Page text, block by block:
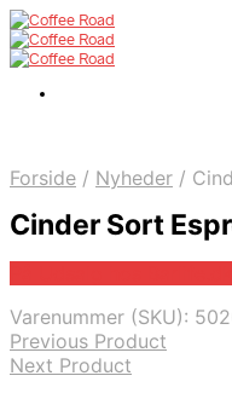
Forside / Nyheder /
Cinder Sort
Varenummer (SKU):
Previous Product
Next Product